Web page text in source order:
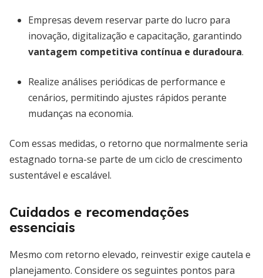
Empresas devem reservar parte do lucro para
inovação, digitalização e capacitação, garantindo
vantagem competitiva contínua e duradoura.
Realize análises periódicas de performance e
cenários, permitindo ajustes rápidos perante
mudanças na economia.
Com essas medidas, o retorno que normalmente seria
estagnado torna-se parte de um ciclo de crescimento
sustentável e escalável.
Cuidados e recomendações
essenciais
Mesmo com retorno elevado, reinvestir exige cautela e
planejamento. Considere os seguintes pontos para